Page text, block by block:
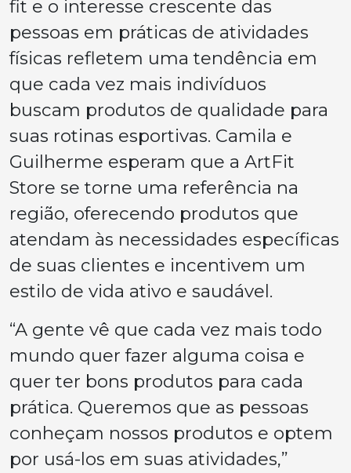
fit e o interesse crescente das
pessoas em práticas de atividades
físicas refletem uma tendência em
que cada vez mais indivíduos
buscam produtos de qualidade para
suas rotinas esportivas. Camila e
Guilherme esperam que a ArtFit
Store se torne uma referência na
região, oferecendo produtos que
atendam às necessidades específicas
de suas clientes e incentivem um
estilo de vida ativo e saudável.
“A gente vê que cada vez mais todo
mundo quer fazer alguma coisa e
quer ter bons produtos para cada
prática. Queremos que as pessoas
conheçam nossos produtos e optem
por usá-los em suas atividades,”